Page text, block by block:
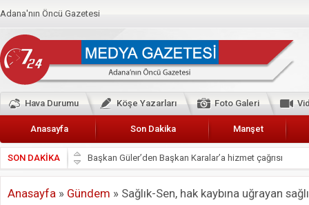
Adana'nın Öncü Gazetesi
Hava Durumu Köşe Yazarları Foto Galeri
Anasayfa Son Dakika Manşet
SON DAKİKA
Başkan Güler’den Başkan Karalar’a hizmet çağrısı
Lokantacılar ve Kebapçılar Esnaf Odası Başkanı Şefik
Hak-İş Abdurrahman Yücel
Anasayfa » Gündem » Sağlık-Sen, hak kaybına uğrayan